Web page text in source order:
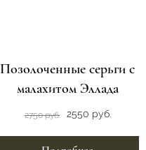
Позолоченные серьги с
малахитом Эллада
2750 руб. 2550 руб.